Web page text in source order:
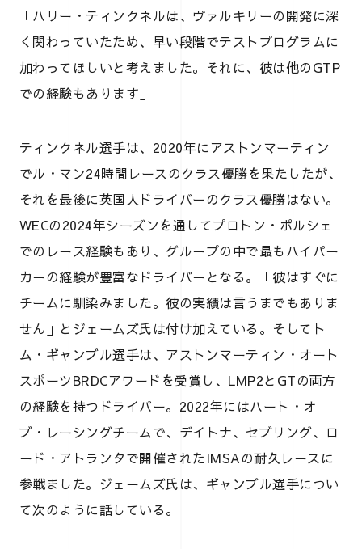
「ハリー・ティンクネルは、ヴァルキリーの開発に深
く関わっていたため、早い段階でテストプログラムに
加わってほしいと考えました。それに、彼は他のGTP
での経験もあります」
ティンクネル選手は、2020年にアストンマーティン
でル・マン24時間レースのクラス優勝を果たしたが、
それを最後に英国人ドライバーのクラス優勝はない。
WECの2024年シーズンを通してプロトン・ポルシェ
でのレース経験もあり、グループの中で最もハイパー
カーの経験が豊富なドライバーとなる。「彼はすぐに
チームに馴染みました。彼の実績は言うまでもありま
せん」とジェームズ氏は付け加えている。そしてト
ム・ギャンブル選手は、アストンマーティン・オート
スポーツBRDCアワードを受賞し、LMP2とGTの両方
の経験を持つドライバー。2022年にはハート・オ
ブ・レーシングチームで、デイトナ、セブリング、ロ
ード・アトランタで開催されたIMSAの耐久レースに
参戦ました。ジェームズ氏は、ギャンブル選手につい
て次のように話している。